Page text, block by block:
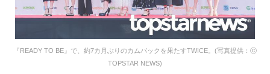
『READY TO BE』で、約7カ月ぶりのカムバックを果たすTWICE。(写真提供：ⓒ
TOPSTAR NEWS)